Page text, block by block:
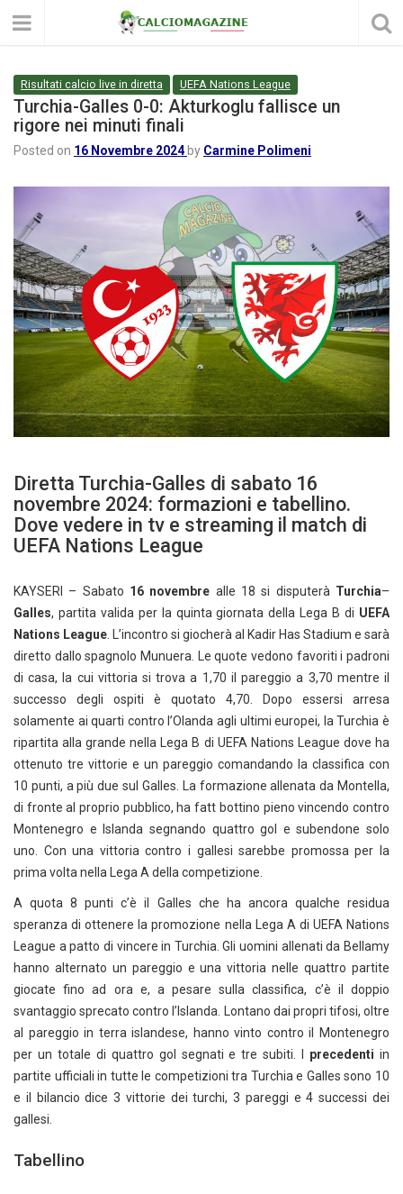
Risultati calcio live in diretta UEFA Nations League
Turchia-Galles 0-0: Akturkoglu fallisce un
rigore nei minuti finali
Posted on 16 Novembre 2024 by Carmine Polimeni
Diretta Turchia-Galles di sabato 16
novembre 2024: formazioni e tabellino.
Dove vedere in tv e streaming il match di
UEFA Nations League
KAYSERI – Sabato 16 novembre alle 18 si disputerà Turchia–
Galles, partita valida per la quinta giornata della Lega B di UEFA
Nations League. L’incontro si giocherà al Kadir Has Stadium e sarà
diretto dallo spagnolo Munuera. Le quote vedono favoriti i padroni
di casa, la cui vittoria si trova a 1,70 il pareggio a 3,70 mentre il
successo degli ospiti è quotato 4,70. Dopo essersi arresa
solamente ai quarti contro l’Olanda agli ultimi europei, la Turchia è
ripartita alla grande nella Lega B di UEFA Nations League dove ha
ottenuto tre vittorie e un pareggio comandando la classifica con
10 punti, a più due sul Galles. La formazione allenata da Montella,
di fronte al proprio pubblico, ha fatt bottino pieno vincendo contro
Montenegro e Islanda segnando quattro gol e subendone solo
uno. Con una vittoria contro i gallesi sarebbe promossa per la
prima volta nella Lega A della competizione.
A quota 8 punti c’è il Galles che ha ancora qualche residua
speranza di ottenere la promozione nella Lega A di UEFA Nations
League a patto di vincere in Turchia. Gli uomini allenati da Bellamy
hanno alternato un pareggio e una vittoria nelle quattro partite
giocate fino ad ora e, a pesare sulla classifica, c’è il doppio
svantaggio sprecato contro l’Islanda. Lontano dai propri tifosi, oltre
al pareggio in terra islandese, hanno vinto contro il Montenegro
per un totale di quattro gol segnati e tre subiti. I precedenti in
partite ufficiali in tutte le competizioni tra Turchia e Galles sono 10
e il bilancio dice 3 vittorie dei turchi, 3 pareggi e 4 successi dei
gallesi.
Tabellino